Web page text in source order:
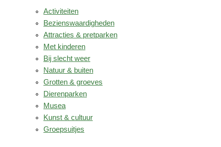
Activiteiten
Bezienswaardigheden
Attracties & pretparken
Met kinderen
Bij slecht weer
Natuur & buiten
Grotten & groeves
Dierenparken
Musea
Kunst & cultuur
Groepsuitjes